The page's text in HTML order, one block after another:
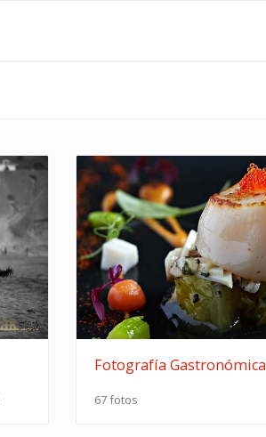
Fotografía Gastronómica
67 fotos